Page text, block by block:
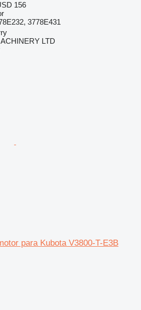
156
3778E431
LTD
para Kubota V3800-T-E3B